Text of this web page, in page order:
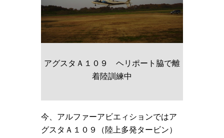
アグスタＡ１０９ ヘリポート脇で離
着陸訓練中
今、アルファーアビエィションではア
グスタＡ１０９（陸上多発タービン）